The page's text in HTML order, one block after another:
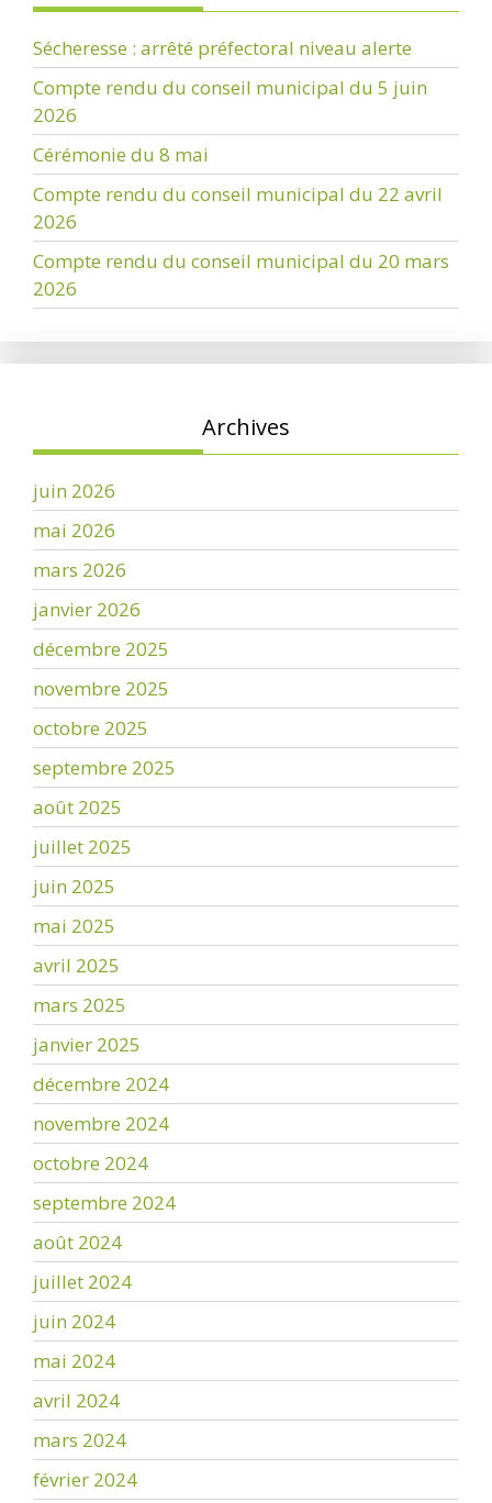
Sécheresse : arrêté préfectoral niveau alerte
Compte rendu du conseil municipal du 5 juin
2026
Cérémonie du 8 mai
Compte rendu du conseil municipal du 22 avril
2026
Compte rendu du conseil municipal du 20 mars
2026
Archives
juin 2026
mai 2026
mars 2026
janvier 2026
décembre 2025
novembre 2025
octobre 2025
septembre 2025
août 2025
juillet 2025
juin 2025
mai 2025
avril 2025
mars 2025
janvier 2025
décembre 2024
novembre 2024
octobre 2024
septembre 2024
août 2024
juillet 2024
juin 2024
mai 2024
avril 2024
mars 2024
février 2024